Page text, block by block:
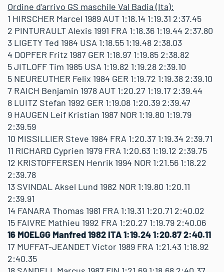
Ordine d’arrivo GS maschile Val Badia (Ita):
1 HIRSCHER Marcel 1989 AUT 1:18.14 1:19.31 2:37.45
2 PINTURAULT Alexis 1991 FRA 1:18.36 1:19.44 2:37.80
3 LIGETY Ted 1984 USA 1:18.55 1:19.48 2:38.03
4 DOPFER Fritz 1987 GER 1:18.97 1:19.85 2:38.82
5 JITLOFF Tim 1985 USA 1:19.82 1:19.28 2:39.10
5 NEUREUTHER Felix 1984 GER 1:19.72 1:19.38 2:39.10
7 RAICH Benjamin 1978 AUT 1:20.27 1:19.17 2:39.44
8 LUITZ Stefan 1992 GER 1:19.08 1:20.39 2:39.47
9 HAUGEN Leif Kristian 1987 NOR 1:19.80 1:19.79
2:39.59
10 MISSILLIER Steve 1984 FRA 1:20.37 1:19.34 2:39.71
11 RICHARD Cyprien 1979 FRA 1:20.63 1:19.12 2:39.75
12 KRISTOFFERSEN Henrik 1994 NOR 1:21.56 1:18.22
2:39.78
13 SVINDAL Aksel Lund 1982 NOR 1:19.80 1:20.11
2:39.91
14 FANARA Thomas 1981 FRA 1:19.31 1:20.71 2:40.02
15 FAIVRE Mathieu 1992 FRA 1:20.27 1:19.79 2:40.06
16 MOELGG Manfred 1982 ITA 1:19.24 1:20.87 2:40.11
17 MUFFAT-JEANDET Victor 1989 FRA 1:21.43 1:18.92
2:40.35